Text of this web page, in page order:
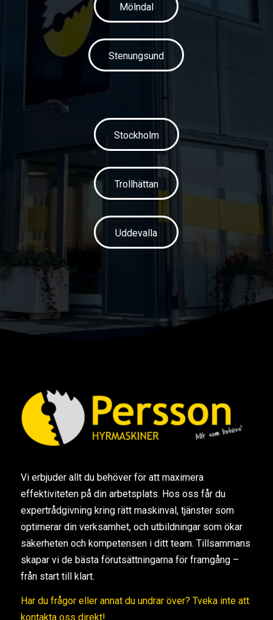
Mölndal
Stenungsund
Stockholm
Trollhättan
Uddevalla
Vi erbjuder allt du behöver för att maximera
effektiviteten på din arbetsplats. Hos oss får du
expertrådgivning kring rätt maskinval, tjänster som
optimerar din verksamhet, och utbildningar som ökar
säkerheten och kompetensen i ditt team. Tillsammans
skapar vi de bästa förutsättningarna för framgång –
från start till klart.
Har du frågor eller annat du undrar över? Tveka inte att
kontakta oss direkt!